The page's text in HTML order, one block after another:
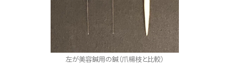
左が美容鍼用の鍼（爪楊枝と比較）